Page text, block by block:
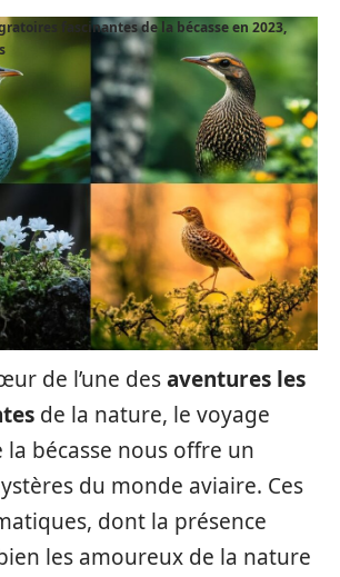
fascinantes de la bécasse en 2023,
de l’une desaventures les
de la nature, le voyage
bécasse nous offre un
du monde aviaire. Ces
dont la présence
les amoureux de la nature